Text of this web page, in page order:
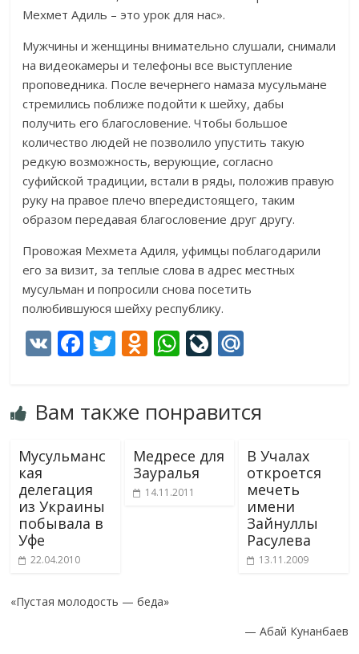
Мехмет Адиль – это урок для нас».
Мужчины и женщины внимательно слушали, снимали
на видеокамеры и телефоны все выступление
проповедника. После вечернего намаза мусульмане
стремились поближе подойти к шейху, дабы
получить его благословение. Чтобы большое
количество людей не позволило упустить такую
редкую возможность, верующие, согласно
суфийской традиции, встали в ряды, положив правую
руку на правое плечо впередистоящего, таким
образом передавая благословение друг другу.
Провожая Мехмета Адиля, уфимцы поблагодарили
его за визит, за теплые слова в адрес местных
мусульман и попросили снова посетить
полюбившуюся шейху республику.
V
K
F
ac
b
o
o
k
T
w
er
O
d
o
kl
as
s
W
h
s
A
p
p
Li
v
o
u
r
R
u
Вам также понравится
Мусульманс
кая
делегация
из Украины
побывала в
Уфе
22.04.2010
Медресе для
Зауралья
14.11.2011
В Учалах
откроется
мечеть
имени
Зайнуллы
Расулева
13.11.2009
«Пустая молодость — беда»
— Абай Кунанбаев